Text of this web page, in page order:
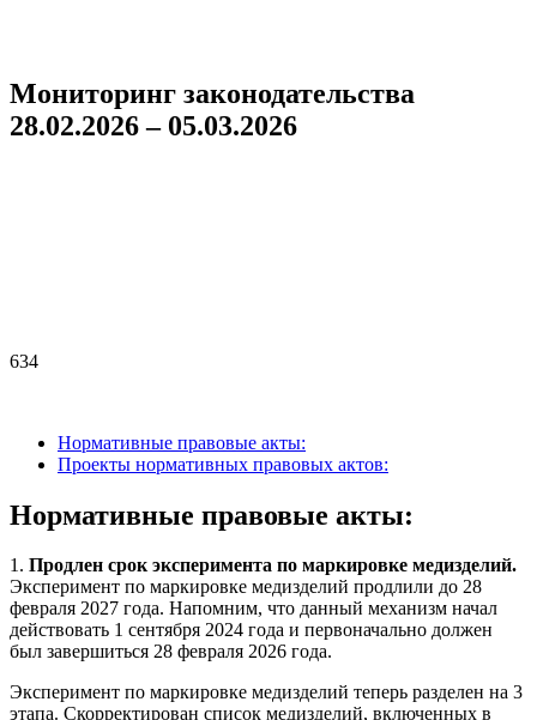
Мониторинг законодательства
28.02.2026 – 05.03.2026
634
Нормативные правовые акты:
Проекты нормативных правовых актов:
Нормативные правовые акты:
1. Продлен срок эксперимента по маркировке медизделий.
Эксперимент по маркировке медизделий продлили до 28
февраля 2027 года. Напомним, что данный механизм начал
действовать 1 сентября 2024 года и первоначально должен
был завершиться 28 февраля 2026 года.
Эксперимент по маркировке медизделий теперь разделен на 3
этапа. Скорректирован список медизделий, включенных в